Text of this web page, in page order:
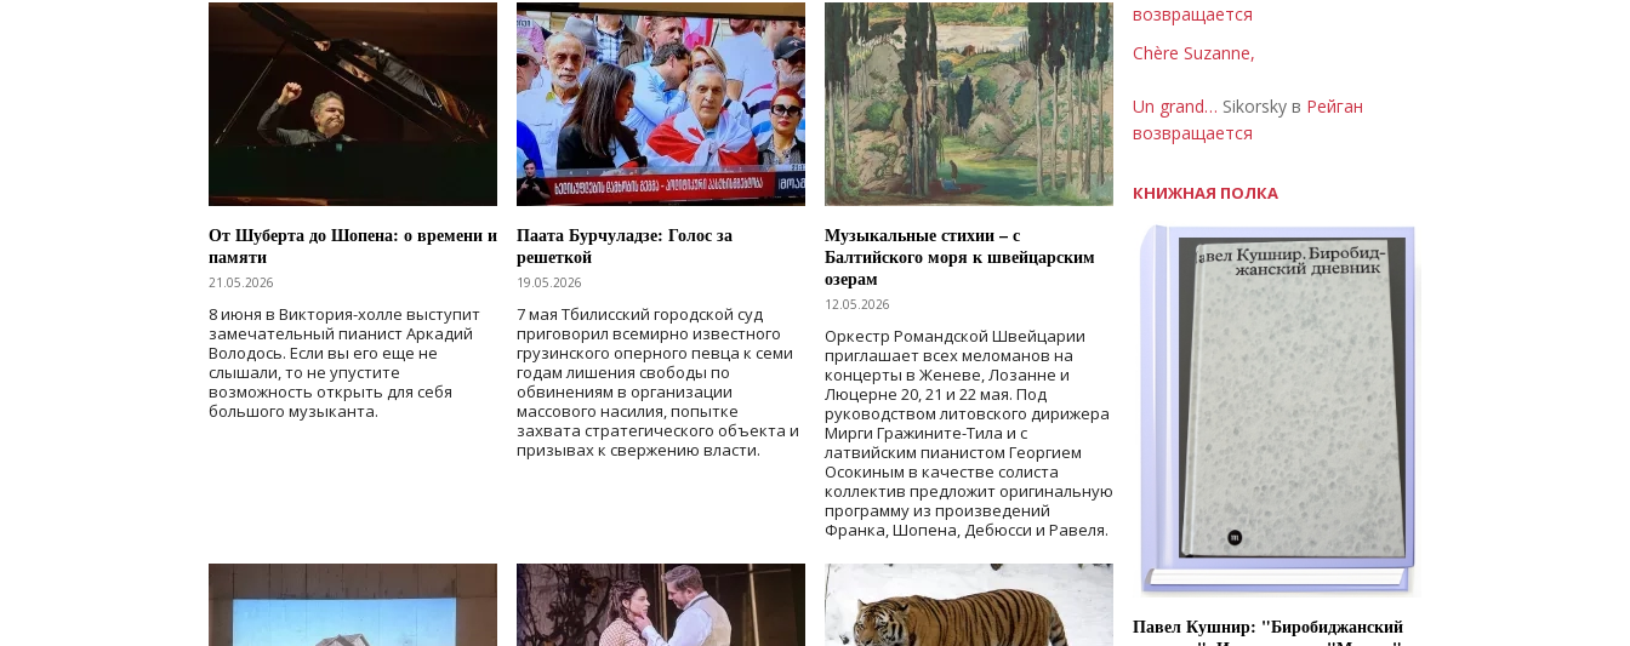
От Шуберта до Шопена: о времени и
памяти
21.05.2026
8 июня в Виктория-холле выступит
замечательный пианист Аркадий
Володось. Если вы его еще не
слышали, то не упустите
возможность открыть для себя
большого музыканта.
Паата Бурчуладзе: Голос за
решеткой
19.05.2026
7 мая Тбилисский городской суд
приговорил всемирно известного
грузинского оперного певца к семи
годам лишения свободы по
обвинениям в организации
массового насилия, попытке
захвата стратегического объекта и
призывах к свержению власти.
Музыкальные стихии – с
Балтийского моря к швейцарским
озерам
12.05.2026
Оркестр Романдской Швейцарии
приглашает всех меломанов на
концерты в Женеве, Лозанне и
Люцерне 20, 21 и 22 мая. Под
руководством литовского дирижера
Мирги Гражините-Тила и с
латвийским пианистом Георгием
Осокиным в качестве солиста
коллектив предложит оригинальную
программу из произведений
Франка, Шопена, Дебюсси и Равеля.
возвращается
Chère Suzanne,
Un grand… Sikorsky в Рейган
возвращается
КНИЖНАЯ ПОЛКА
Павел Кушнир: "Биробиджанский